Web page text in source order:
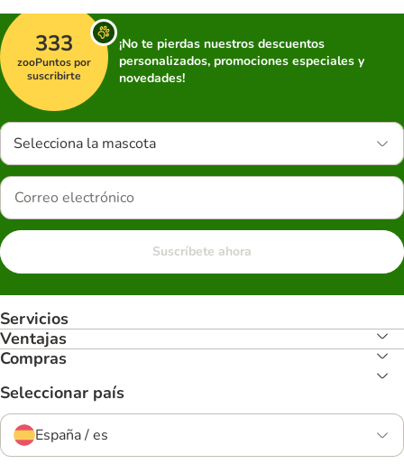
333
zooPuntos por
suscribirte
¡No te pierdas nuestros descuentos
personalizados, promociones especiales y
novedades!
Selecciona la mascota
Suscríbete ahora
Servicios
Ventajas
Compras
Seleccionar país
España / es